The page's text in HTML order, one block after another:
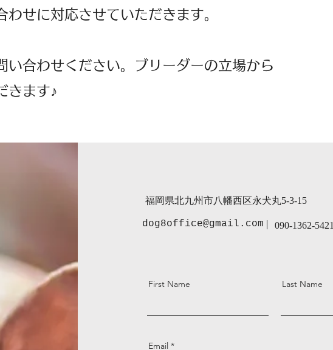
わせに対応させていただきます。
い合わせください。ブリーダーの立場から
きます♪
福岡県北九州市八幡西区永犬丸5-3-15
dog8office@gmail.com 090-1362-5421
First Name Last Name
Email